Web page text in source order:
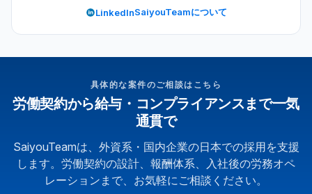
LinkedInSaiyouTeamについて
具体的な案件のご相談はこちら
労働契約から給与・コンプライアンスまで一気
通貫で
SaiyouTeamは、外資系・国内企業の日本での採用を支援
します。労働契約の設計、報酬体系、入社後の労務オペ
レーションまで、お気軽にご相談ください。